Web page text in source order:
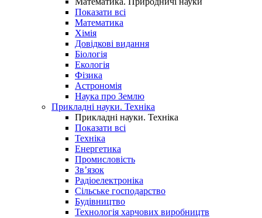
Показати всі
Математика
Хімія
Довідкові видання
Біологія
Екологія
Фізика
Астрономія
Наука про Землю
Прикладні науки. Техніка
Прикладні науки. Техніка
Показати всі
Техніка
Енергетика
Промисловість
Зв’язок
Радіоелектроніка
Сільське господарство
Будівництво
Технологія харчових виробництв